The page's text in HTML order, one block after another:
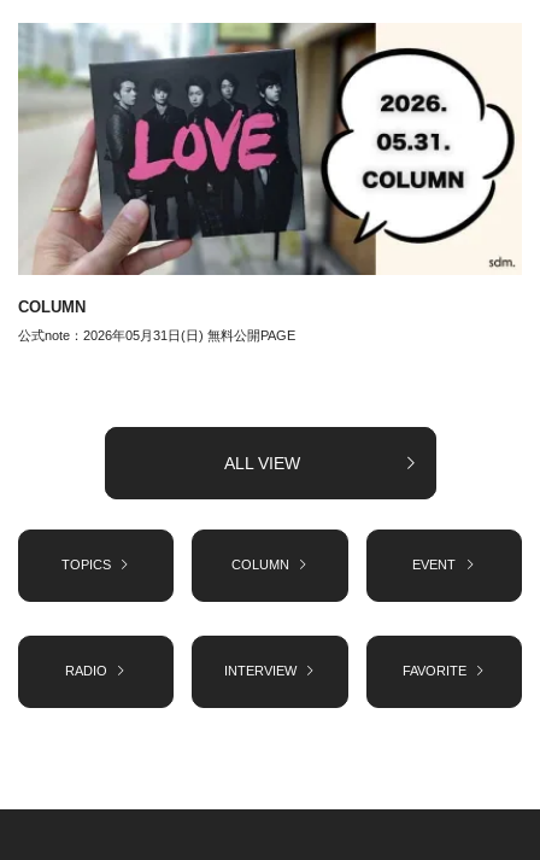
COLUMN
公式note：2026年05月31日(日) 無料公開PAGE
ALL VIEW
TOPICS COLUMN EVENT
RADIO INTERVIEW FAVORITE